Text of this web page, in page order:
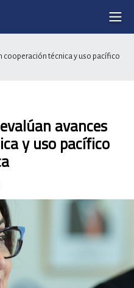
cooperación técnica y uso pacífico
avances
y uso pacífico